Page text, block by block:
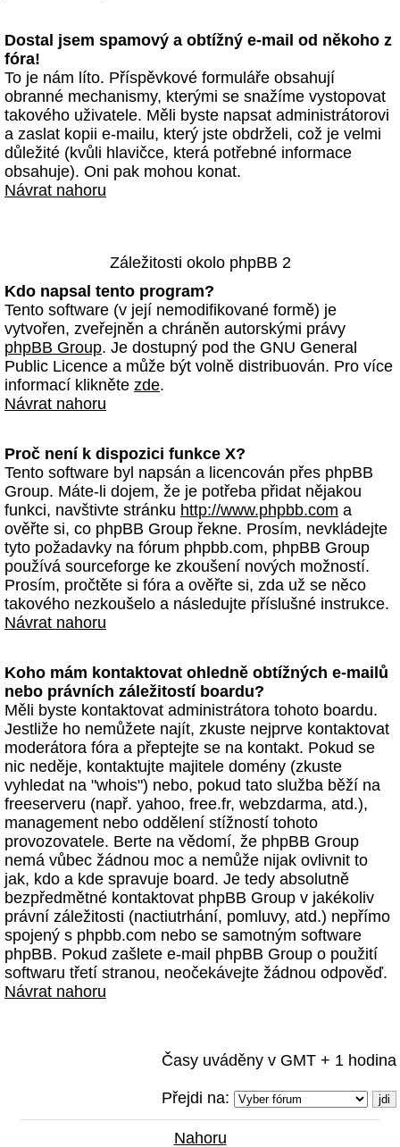
Dostal jsem spamový a obtížný e-mail od někoho z
fóra!
To je nám líto. Příspěvkové formuláře obsahují
obranné mechanismy, kterými se snažíme vystopovat
takového uživatele. Měli byste napsat administrátorovi
a zaslat kopii e-mailu, který jste obdrželi, což je velmi
důležité (kvůli hlavičce, která potřebné informace
obsahuje). Oni pak mohou konat.
Návrat nahoru
Záležitosti okolo phpBB 2
Kdo napsal tento program?
Tento software (v její nemodifikované formě) je
vytvořen, zveřejněn a chráněn autorskými právy
phpBB Group. Je dostupný pod the GNU General
Public Licence a může být volně distribuován. Pro více
informací klikněte zde.
Návrat nahoru
Proč není k dispozici funkce X?
Tento software byl napsán a licencován přes phpBB
Group. Máte-li dojem, že je potřeba přidat nějakou
funkci, navštivte stránku http://www.phpbb.com a
ověřte si, co phpBB Group řekne. Prosím, nevkládejte
tyto požadavky na fórum phpbb.com, phpBB Group
používá sourceforge ke zkoušení nových možností.
Prosím, pročtěte si fóra a ověřte si, zda už se něco
takového nezkoušelo a následujte příslušné instrukce.
Návrat nahoru
Koho mám kontaktovat ohledně obtížných e-mailů
nebo právních záležitostí boardu?
Měli byste kontaktovat administrátora tohoto boardu.
Jestliže ho nemůžete najít, zkuste nejprve kontaktovat
moderátora fóra a přeptejte se na kontakt. Pokud se
nic neděje, kontaktujte majitele domény (zkuste
vyhledat na "whois") nebo, pokud tato služba běží na
freeserveru (např. yahoo, free.fr, webzdarma, atd.),
management nebo oddělení stížností tohoto
provozovatele. Berte na vědomí, že phpBB Group
nemá vůbec žádnou moc a nemůže nijak ovlivnit to
jak, kdo a kde spravuje board. Je tedy absolutně
bezpředmětné kontaktovat phpBB Group v jakékoliv
právní záležitosti (nactiutrhání, pomluvy, atd.) nepřímo
spojený s phpbb.com nebo se samotným software
phpBB. Pokud zašlete e-mail phpBB Group o použití
softwaru třetí stranou, neočekávejte žádnou odpověď.
Návrat nahoru
Časy uváděny v GMT + 1 hodina
Přejdi na:
Nahoru